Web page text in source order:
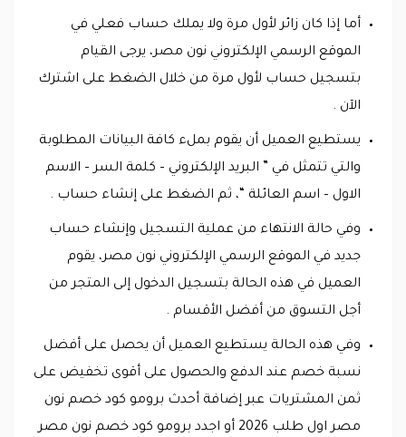
أما إذا كان زائر لأول مرة ولا يملك حساب فعلي في
الموقع الرسمي الإلكتروني نون مصر، يرجى القيام
بتسجيل حساب لأول مرة من خلال الضغط على اشترك
الآن .
يستطيع العميل أن يقوم بملء كافة البيانات المطلوبة
والتي تتمثل في ” البريد الإلكتروني – كلمة السر – الاسم
الاول – اسم العائلة “، ثم الضغط على إنشاء حساب .
وفي حالة الانتهاء من عملية التسجيل وإنشاء حساب
جديد في الموقع الرسمي الإلكتروني نون مصر، يقوم
العميل في هذه الحالة بتسجيل الدخول إلى المتجر من
أجل التسوق من أفضل الأقسام .
وفي هذه الحالة يستطيع العميل أن يحصل على أفضل
نسبة خصم عند الدفع والحصول على أقوى تخفيض على
ثمن المشتريات عبر إضافة أحدث برومو كود خصم نون
مصر اول طلب 2026 أو اجدد برومو كود خصم نون مصر